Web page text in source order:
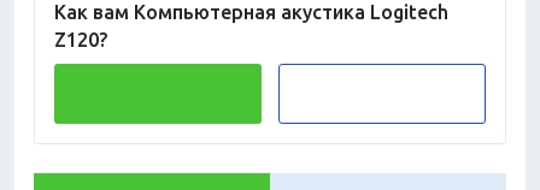
Как вам Компьютерная акустика Logitech
Z120?